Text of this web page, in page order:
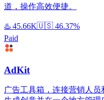
道，操作高效便捷。
♨️ 45.66K🇺🇸 46.37%
Paid
AdKit
广告工具箱，连接营销人员